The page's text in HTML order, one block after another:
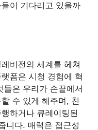
이 기다리고 있을까
비전의 세계를 헤쳐
폼은 시청 경험에 혁
은 우리가 손끝에서
수 있게 해주며, 친
하거나 큐레이팅된
니다. 매력은 접근성